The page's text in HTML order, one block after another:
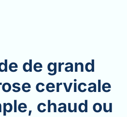
de grand
cervicale
chaud ou